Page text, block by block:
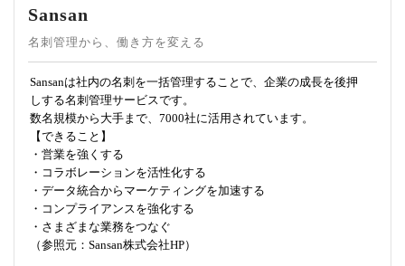
Sansan
名刺管理から、働き方を変える
Sansanは社内の名刺を一括管理することで、企業の成長を後押
しする名刺管理サービスです。
数名規模から大手まで、7000社に活用されています。
【できること】
・営業を強くする
・コラボレーションを活性化する
・データ統合からマーケティングを加速する
・コンプライアンスを強化する
・さまざまな業務をつなぐ
（参照元：Sansan株式会社HP）